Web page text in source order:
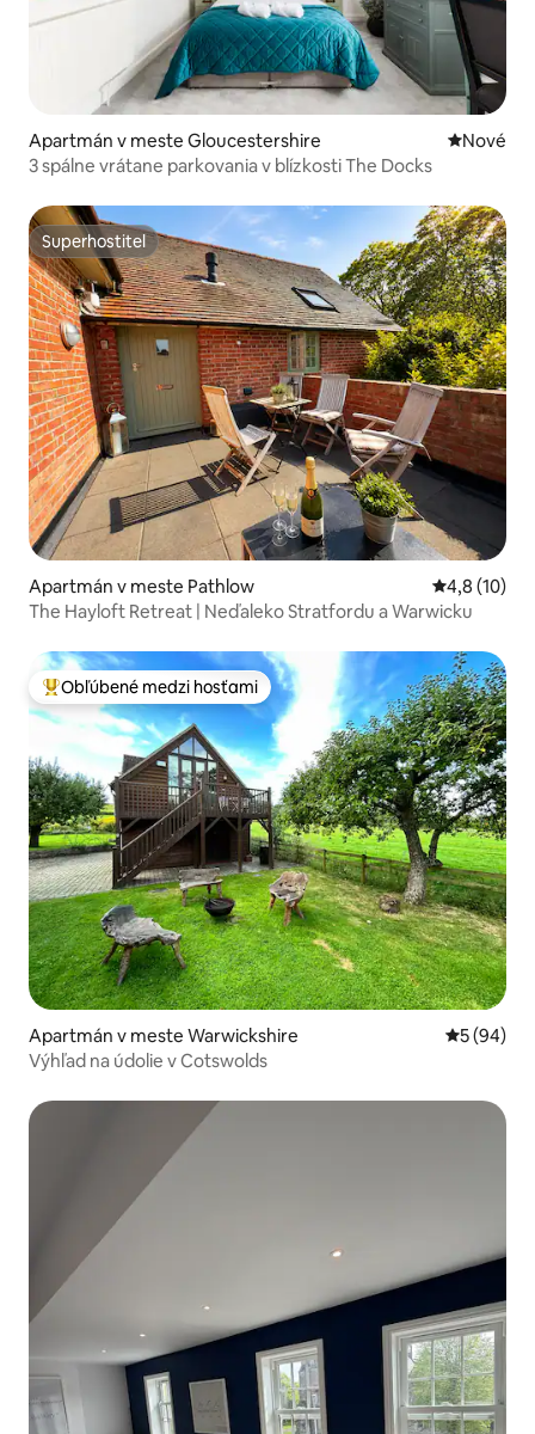
Apartmán v meste Gloucestershire Nové
Nové
3 spálne vrátane parkovania v blízkosti The Docks
Superhostiteľ
Superhostiteľ
Apartmán v meste Pathlow Priemerné
4,8 (10)
The Hayloft Retreat | Neďaleko Stratfordu a Warwicku
Najobľúbenejšie medzi hosťami
Obľúbené medzi hosťami
Apartmán v meste Warwickshire
5 (94)
Výhľad na údolie v Cotswolds